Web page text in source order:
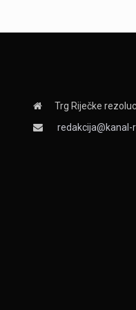
Trg Riječke
redakcija@kanal-